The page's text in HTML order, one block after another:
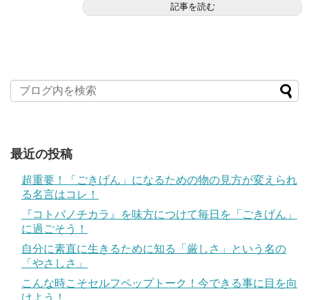
記事を読む
最近の投稿
超重要！「ごきげん」になるための物の見方が変えられ
る名言はコレ！
『コトバノチカラ』を味方につけて毎日を「ごきげん」
に過ごそう！
自分に素直に生きるために知る「厳しさ」という名の
「やさしさ」
こんな時こそセルフペップトーク！今できる事に目を向
けよう！